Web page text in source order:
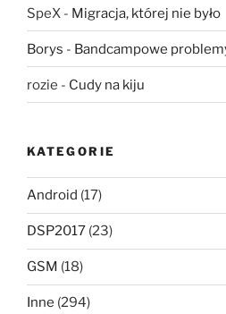
SpeX - Migracja, której nie było
Borys - Bandcampowe
rozie - Cudy na kiju
KATEGORIE
Android (17)
DSP2017 (23)
GSM (18)
Inne (294)